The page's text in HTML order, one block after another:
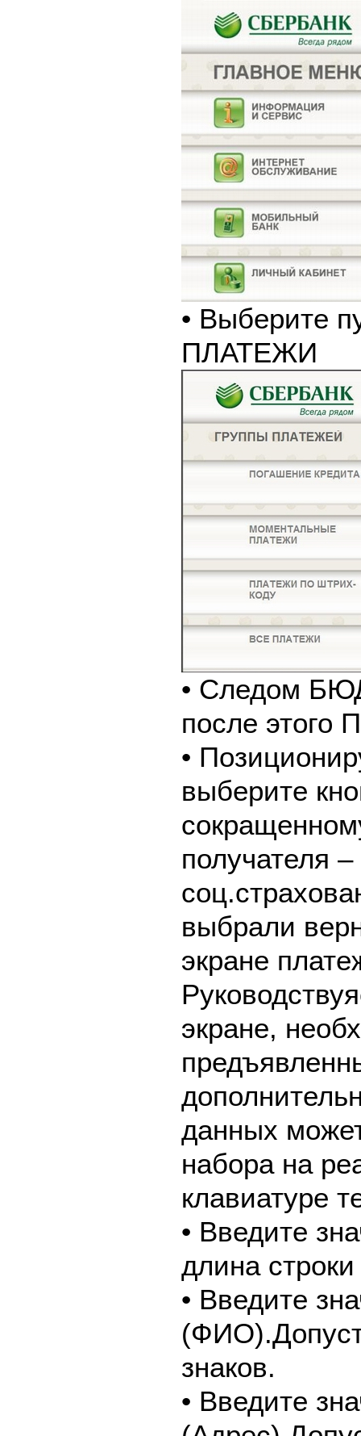
• Выберите
ПЛАТЕЖИ
• Следом
после
•
выберите
получателя
выбрали
экране
экране,
данных
набора на
клавиатуре
• Введите
длина
• Введите
знаков.
• Введите